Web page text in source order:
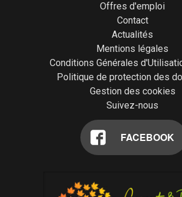
Offres d'emploi
Contact
Actualités
Mentions légales
Conditions Générales
Politique de protection des
Gestion des cookies
Suivez-nous
FACEBOOK